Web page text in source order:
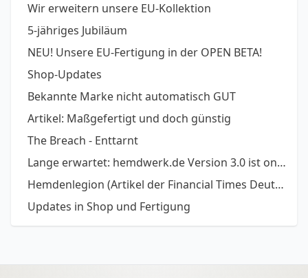
Wir erweitern unsere EU-Kollektion
5-jähriges Jubiläum
NEU! Unsere EU-Fertigung in der OPEN BETA!
Shop-Updates
Bekannte Marke nicht automatisch GUT
Artikel: Maßgefertigt und doch günstig
The Breach - Enttarnt
Lange erwartet: hemdwerk.de Version 3.0 ist online
Hemdenlegion (Artikel der Financial Times Deutschl
Updates in Shop und Fertigung